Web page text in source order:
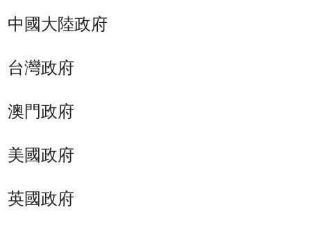
中國大陸政府
台灣政府
澳門政府
美國政府
英國政府